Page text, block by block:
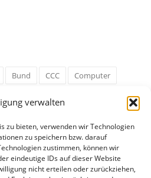
verwalten
zu bieten, verwenden wir Technologien
zu speichern bzw. darauf
zustimmen, können wir
eindeutige IDs auf dieser Website
nicht erteilen oder zurückziehen,
Bund CCC
Computer
HE ICE IE Internet
Software Mail Mann
PHP